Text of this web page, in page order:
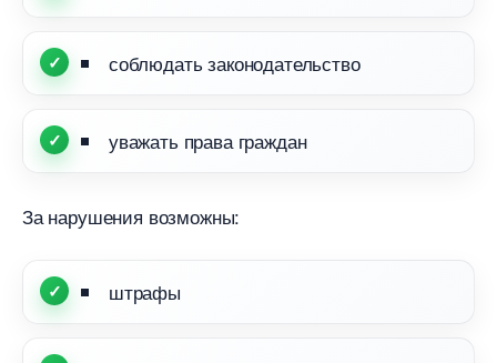
соблюдать законодательство
уважать права граждан
За нарушения возможны:
штрафы